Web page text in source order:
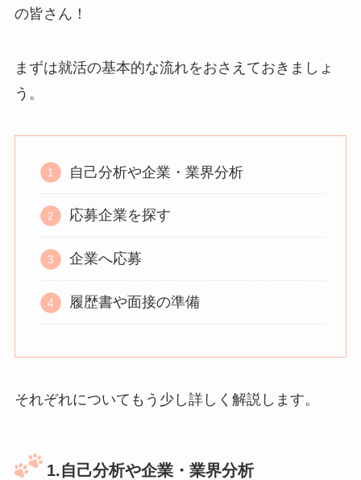
の皆さん！
まずは就活の基本的な流れをおさえておきましょ
う。
自己分析や企業・業界分析
応募企業を探す
企業へ応募
履歴書や面接の準備
それぞれについてもう少し詳しく解説します。
1.自己分析や企業・業界分析